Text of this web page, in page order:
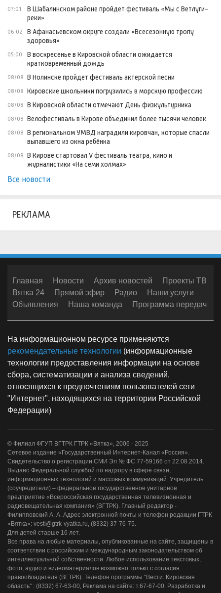
07:01
В Шабалинском районе пройдет фестиваль «Мы с Ветлуги-
реки»
06:02
В Афанасьевском округе создали «Всесезонную тропу
здоровья»
05:00
В воскресенье в Кировской области ожидается
кратковременный дождь
08/08 В Нолинске пройдет фестиваль актерской песни
08/08 Кировские школьники погрузились в морскую профессию
08/08 В Кировской области отмечают День физкультурника
08/08 Велофестиваль в Кирове объединил более тысячи человек
08/08 В региональном УМВД наградили кировчан, которые спасли
выпавшего из окна ребёнка
08/08 В Кирове стартовал V фестиваль театра, кино и
журналистики «На семи холмах»
Все новости
РЕКЛАМА
Главная Новости Архив новостей
Проекты ТВ
Вятка 24
Прямой эфир Радио
Наши услуги
Объявления
Наша команда Программа передач
На информационном ресурсе применяются
рекомендательные технологии (информационные
технологии предоставления информации на основе
сбора, систематизации и анализа сведений,
относящихся к предпочтениям пользователей сети
"Интернет", находящихся на территории Российской
Федерации)
© Филиал ФГУП ВГТРК ГТРК «Вятка», 2006 - 2025
Сетевое издание «Государственный Интернет-Канал «Россия».
Свидетельство о регистрации СМИ Эл № ФС 77-59166 от 22.08.2014.
Выдано Федеральной службой по надзору в сфере связи,
информационных технологий и массовых коммуникаций. Учредитель
(соучредители) – федеральное государственное унитарное
предприятие «Всероссийская государственная телевизионная и
радиовещательная компания» (ВГТРК). Главный редактор -
Филипповский А. А. Адрес электронной почты и телефон редакции ГТРК
«Вятка»: vesti@gtrk-vyatka.ru, (8332) 37-76-75.
Для детей старше 16 лет.
Все права на любые материалы, опубликованные на сайте, защищены в
соответствии с российским и международным законодательством об
интеллектуальной собственности. Любое использование текстовых,
фото, аудио и видеоматериалов возможно только с согласия
правообладателя (ВГТРК). Телефон программы "Вести. Кировская
область" : (8332) 67-63-00, Реклама на сайте: т.67-67-00. Разработка и